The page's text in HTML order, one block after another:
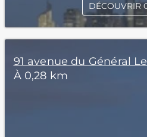
DÉCOUVRIR
91 avenue du Général
À 0,28 km